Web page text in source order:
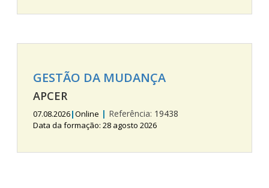
GESTÃO DA MUDANÇA
APCER
07.08.2026|Online | Referência: 19438
Data da formação: 28 agosto 2026